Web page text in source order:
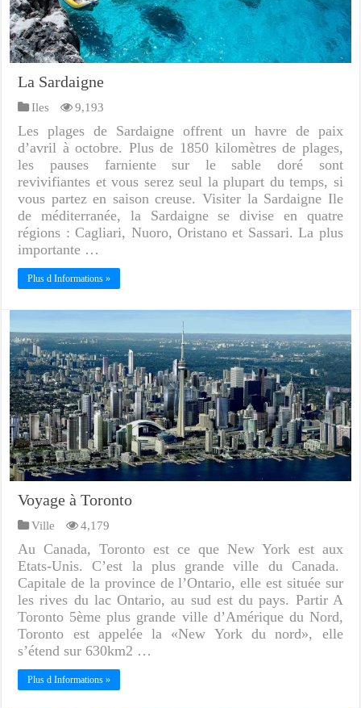
La Sardaigne
Iles 9,193
Les plages de Sardaigne offrent un havre de paix
d’avril à octobre. Plus de 1850 kilomètres de plages,
les pauses farniente sur le sable doré sont
revivifiantes et vous serez seul la plupart du temps, si
vous partez en saison creuse. Visiter la Sardaigne Ile
de méditerranée, la Sardaigne se divise en quatre
régions : Cagliari, Nuoro, Oristano et Sassari. La plus
importante …
Plus d Informations »
Voyage à Toronto
Ville 4,179
Au Canada, Toronto est ce que New York est aux
Etats-Unis. C’est la plus grande ville du Canada.
Capitale de la province de l’Ontario, elle est située sur
les rives du lac Ontario, au sud est du pays. Partir A
Toronto 5ème plus grande ville d’Amérique du Nord,
Toronto est appelée la «New York du nord», elle
s’étend sur 630km2 …
Plus d Informations »